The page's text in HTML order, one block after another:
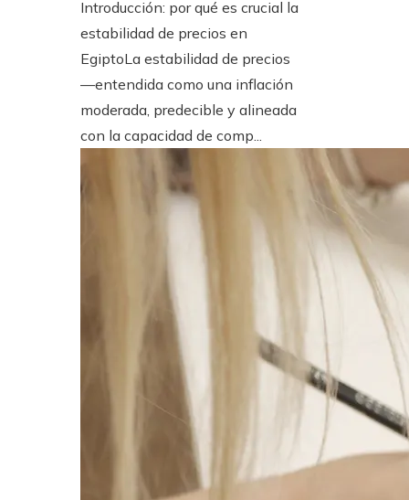
Introducción: por qué es crucial la
estabilidad de precios en
EgiptoLa estabilidad de precios
—entendida como una inflación
moderada, predecible y alineada
con la capacidad de comp...